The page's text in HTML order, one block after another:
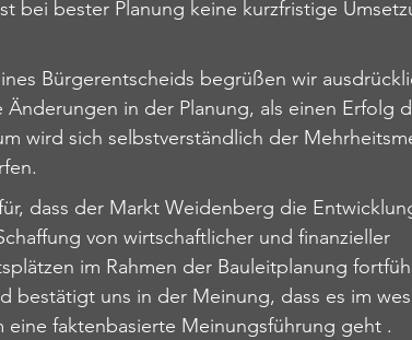
bei bester Planung keine kurzfristige
Bürgerentscheids begrüßen wir
Änderungen in der Planung, als einen Erfolg
wird sich selbstverständlich der
dass der Markt Weidenberg die
von wirtschaftlicher und finanzieller
im Rahmen der Bauleitplanung
bestätigt uns in der Meinung, dass es im
eine faktenbasierte Meinungsführung geht .